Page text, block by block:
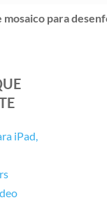
mosaico para
iPad,